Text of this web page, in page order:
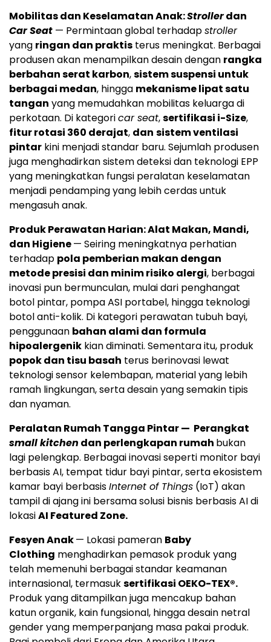
Mobilitas dan Keselamatan Anak:Strollerdan
Car Seat — Permintaan global terhadapstroller
yang ringan dan praktis terus meningkat. Berbagai
produsen akan menampilkan desain dengan rangka
berbahan serat karbon,sistem suspensi untuk
berbagai medan, hingga mekanisme lipat satu
tangan yang memudahkan mobilitas keluarga di
perkotaan. Di kategoricar seat,sertifikasi i-Size,
fitur rotasi 360 derajat, dan sistem ventilasi
pintar kini menjadi standar baru. Sejumlah produsen
juga menghadirkan sistem deteksi dan teknologi EPP
yang meningkatkan fungsi peralatan keselamatan
menjadi pendamping yang lebih cerdas untuk
mengasuh anak.
Produk Perawatan Harian: Alat Makan, Mandi,
dan Higiene— Seiring meningkatnya perhatian
terhadap pola pemberian makan dengan
metode presisi dan minim risiko alergi, berbagai
inovasi pun bermunculan, mulai dari penghangat
botol pintar, pompa ASI portabel, hingga teknologi
botol anti-kolik. Di kategori perawatan tubuh bayi,
penggunaan bahan alami dan formula
hipoalergenik kian diminati. Sementara itu, produk
popok dan tisu basah terus berinovasi lewat
teknologi sensor kelembapan, material yang lebih
ramah lingkungan, serta desain yang semakin tipis
dan nyaman.
Peralatan Rumah Tangga Pintar — Perangkat
small kitchen dan perlengkapan rumah bukan
lagi pelengkap. Berbagai inovasi seperti monitor bayi
berbasis AI, tempat tidur bayi pintar, serta ekosistem
kamar bayi berbasisInternet of Things (IoT) akan
tampil di ajang ini bersama solusi bisnis berbasis AI di
lokasiAI Featured Zone.
Fesyen Anak— Lokasi pameran Baby
Clothing menghadirkan pemasok produk yang
telah memenuhi berbagai standar keamanan
internasional, termasuksertifikasi OEKO-TEX®.
Produk yang ditampilkan juga mencakup bahan
katun organik, kain fungsional, hingga desain netral
gender yang memperpanjang masa pakai produk.